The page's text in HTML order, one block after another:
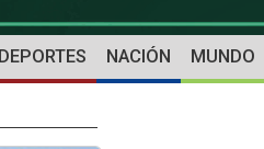
DEPORTES NACIÓN MUNDO